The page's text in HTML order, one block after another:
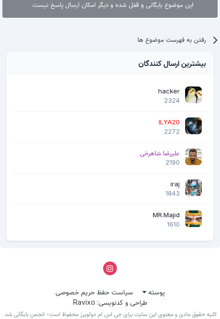
این موضوع بایگانی و قفل شده و دیگر امکان ارسال پاسخ نیست.
رفتن به فهرست موضوع ها
بیشترین ارسال کنندگان
hacker
2324
ILYA20
2272
علیرضا شاهرخی
2190
iraj
1843
MR.Majid
1610
پوسته
سیاست حفظ حریم خصوصی
طراحی و کدنویسی: Ravixo
حقوق مادی و معنوی این سایت برای جی اس ام دولوپرز محفوظ است- انجمن بایگانی شد.